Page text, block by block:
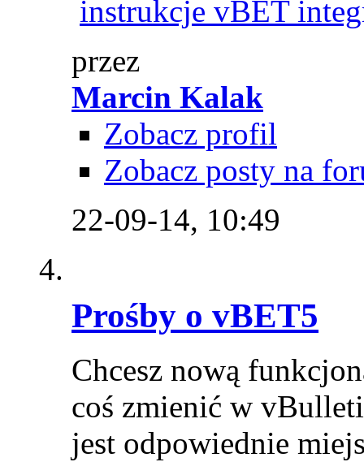
instrukcje vBET
przez
Marcin Kalak
Zobacz profil
Zobacz posty na
22-09-14, 10:49
Prośby o vBET5
Chcesz nową
coś zmienić w
jest odpowiednie